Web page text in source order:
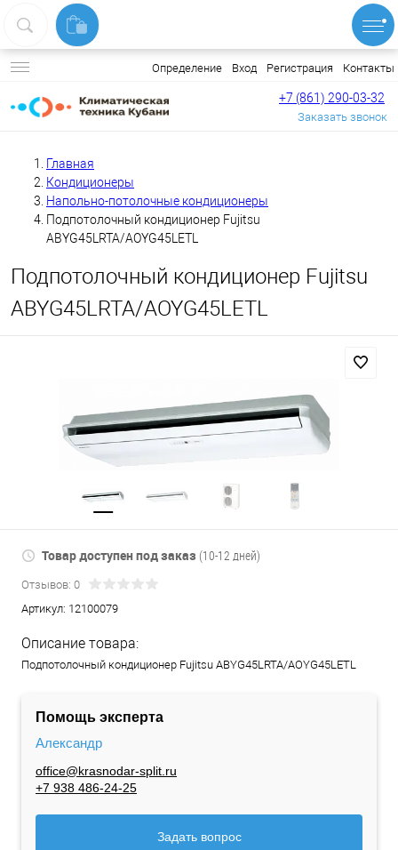
Определение Вход Регистрация Контакты
+7 (861) 290-03-32
Заказать звонок
Главная
Кондиционеры
Напольно-потолочные кондиционеры
Подпотолочный кондиционер Fujitsu
ABYG45LRTA/AOYG45LETL
Подпотолочный кондиционер Fujitsu
ABYG45LRTA/AOYG45LETL
Товар доступен под заказ (10-12 дней)
Отзывов: 0
Артикул: 12100079
Описание товара:
Подпотолочный кондиционер Fujitsu ABYG45LRTA/AOYG45LETL
Помощь эксперта
Александр
office@krasnodar-split.ru
+7 938 486-24-25
Задать вопрос